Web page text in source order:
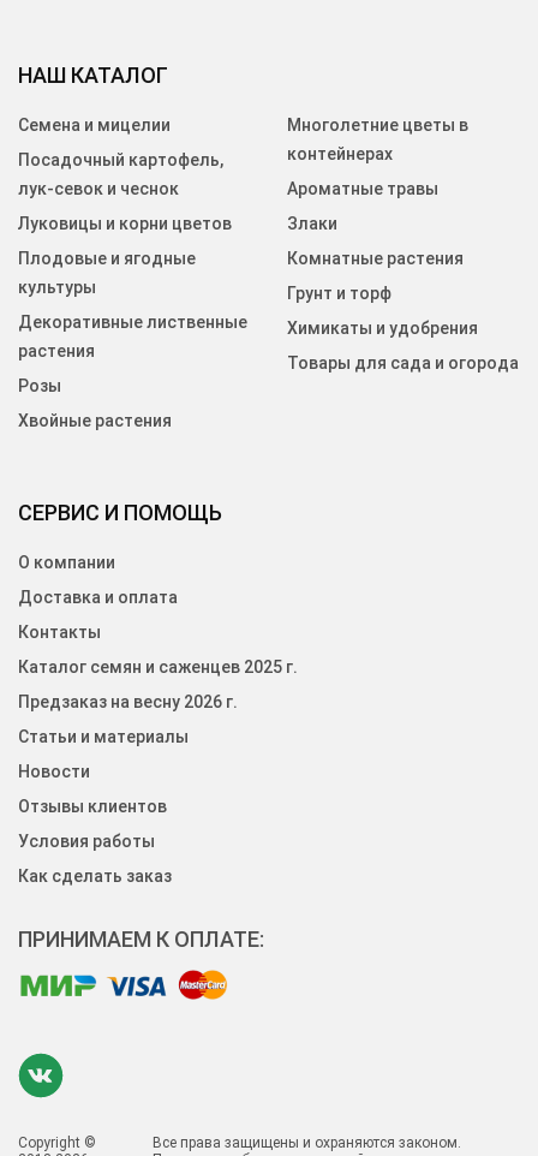
СЕРВИС И ПОМОЩЬ
О компании
Доставка и оплата
Контакты
Каталог семян и саженцев 2025 г.
Предзаказ на весну 2026 г.
Статьи и материалы
Новости
Отзывы клиентов
Условия работы
Как сделать заказ
НАШ КАТАЛОГ
Семена и мицелии
Посадочный картофель,
лук-севок и чеснок
Луковицы и корни цветов
Плодовые и ягодные
культуры
Декоративные лиственные
растения
Розы
Хвойные растения
Многолетние цветы в
контейнерах
Ароматные травы
Злаки
Комнатные растения
Грунт и торф
Химикаты и удобрения
Товары для сада и огорода
ПРИНИМАЕМ К ОПЛАТЕ:
Copyright ©
Все права защищены и охраняются законом.